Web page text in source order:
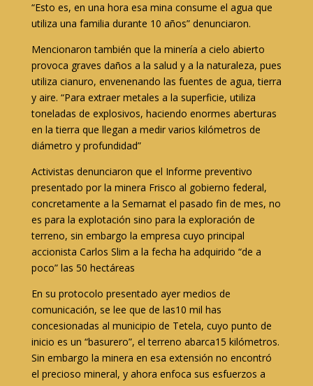
“Esto es, en una hora esa mina consume el agua que
utiliza una familia durante 10 años” denunciaron.
Mencionaron también que la minería a cielo abierto
provoca graves daños a la salud y a la naturaleza, pues
utiliza cianuro, envenenando las fuentes de agua, tierra
y aire. “Para extraer metales a la superficie, utiliza
toneladas de explosivos, haciendo enormes aberturas
en la tierra que llegan a medir varios kilómetros de
diámetro y profundidad”
Activistas denunciaron que el Informe preventivo
presentado por la minera Frisco al gobierno federal,
concretamente a la Semarnat el pasado fin de mes, no
es para la explotación sino para la exploración de
terreno, sin embargo la empresa cuyo principal
accionista Carlos Slim a la fecha ha adquirido “de a
poco” las 50 hectáreas
En su protocolo presentado ayer medios de
comunicación, se lee que de las10 mil has
concesionadas al municipio de Tetela, cuyo punto de
inicio es un “basurero”, el terreno abarca15 kilómetros.
Sin embargo la minera en esa extensión no encontró
el precioso mineral, y ahora enfoca sus esfuerzos a